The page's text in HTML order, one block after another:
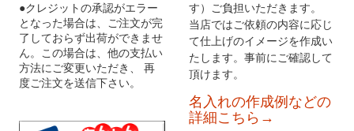
●クレジットの承認がエラー
となった場合は、ご注文が完
了しておらず出荷ができませ
ん。この場合は、他の支払い
方法にご変更いただき、 再
度ご注文を送信下さい。
す）ご負担いただきます。
当店ではご依頼の内容に応じ
て仕上げのイメージを作成い
たします。事前にご確認して
頂けます。
名入れの作成例などの
詳細こちら→